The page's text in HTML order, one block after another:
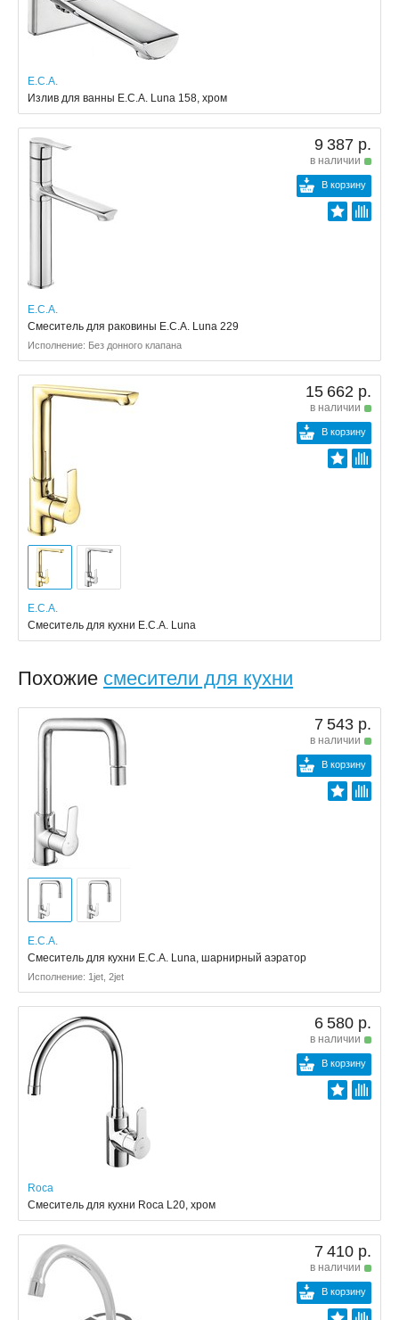
E.C.A.
Излив для ванны E.C.A. Luna 158, хром
9 387 р.
в наличии
В корзину
E.C.A.
Смеситель для раковины E.C.A. Luna 229
Исполнение: Без донного клапана
15 662 р.
в наличии
В корзину
E.C.A.
Смеситель для кухни E.C.A. Luna
Похожие смесители для кухни
7 543 р.
в наличии
В корзину
E.C.A.
Смеситель для кухни E.C.A. Luna, шарнирный аэратор
Исполнение: 1jet, 2jet
6 580 р.
в наличии
В корзину
Roca
Смеситель для кухни Roca L20, хром
7 410 р.
в наличии
В корзину